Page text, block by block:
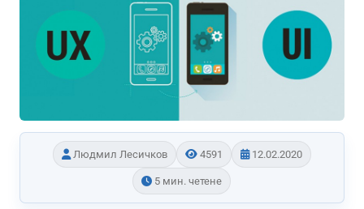
Людмил Лесичков 4591 12.02.2020
5 мин. четене